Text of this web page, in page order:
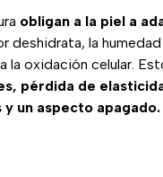
obligan a la piel a
deshidrata, la
la oxidación celular.
pérdida de
un aspecto apagado.